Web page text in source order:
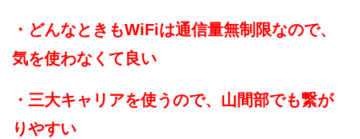
・どんなときもWiFiは通信量無制限なので、
気を使わなくて良い
・三大キャリアを使うので、山間部でも繋が
りやすい